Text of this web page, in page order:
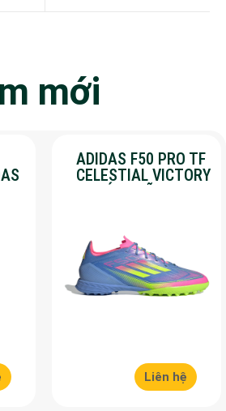
mới
ADIDAS F50 PRO TF
CELESTIAL VICTORY
– CHÍNH HÃNG –
Liên hệ